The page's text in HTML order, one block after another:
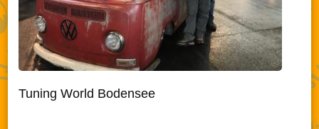
Tuning World Bodensee